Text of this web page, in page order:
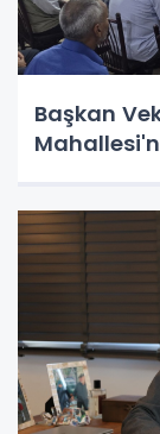
Başkan